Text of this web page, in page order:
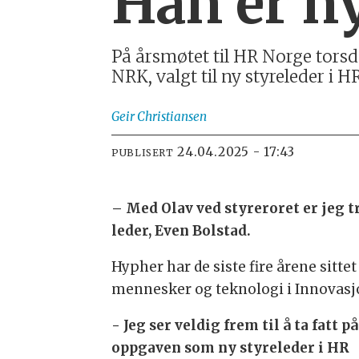
På årsmøtet til HR Norge
NRK, valgt til ny styreleder i
Geir Christiansen
PUBLISERT 24.04.2025 - 17:43
– Med Olav ved styreroret er jeg
leder, Even Bolstad.
Hypher har de siste fire årene
mennesker og teknologi i
- Jeg ser veldig frem til å ta fatt på
oppgaven som ny styreleder i HR